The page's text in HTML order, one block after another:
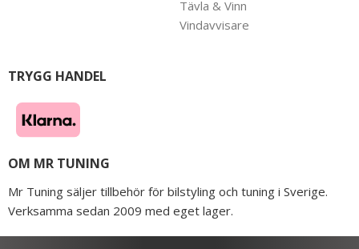
Tävla & Vinn
Vindavvisare
TRYGG HANDEL
OM MR TUNING
Mr Tuning säljer tillbehör för bilstyling och tuning i Sverige.
Verksamma sedan 2009 med eget lager.